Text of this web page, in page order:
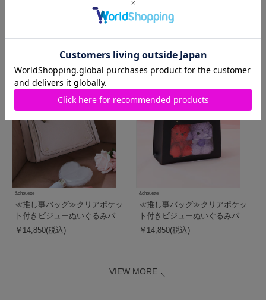
ト付きトートバッグ
￥14,300(税込)
&chouette
≪推し事バッグ≫クリアポケッ
ト付きビジューぬいぐるみバッ
グ
￥14,850(税込)
&chouette
≪推し事バッグ≫クリアポケッ
ト付きビジューぬいぐるみバッ
グ
￥14,850(税込)
VIEW MORE